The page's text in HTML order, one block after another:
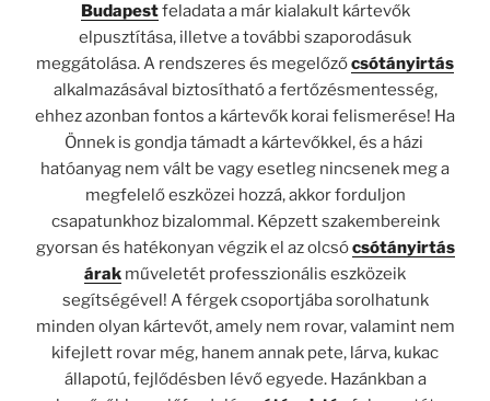
Budapestfeladata a már kialakult kártevők
elpusztítása, illetve a további szaporodásuk
meggátolása. A rendszeres és megelőzőcsótányirtás
alkalmazásával biztosítható a fertőzésmentesség,
ehhez azonban fontos a kártevők korai felismerése! Ha
Önnek is gondja támadt a kártevőkkel, és a házi
hatóanyag nem vált be vagy esetleg nincsenek meg a
megfelelő eszközei hozzá, akkor forduljon
csapatunkhoz bizalommal. Képzett szakembereink
gyorsan és hatékonyan végzik el az olcsócsótányirtás
árak műveletét professzionális eszközeik
segítségével! A férgek csoportjába sorolhatunk
minden olyan kártevőt, amely nem rovar, valamint nem
kifejlett rovar még, hanem annak pete, lárva, kukac
állapotú, fejlődésben lévő egyede. Hazánkban a